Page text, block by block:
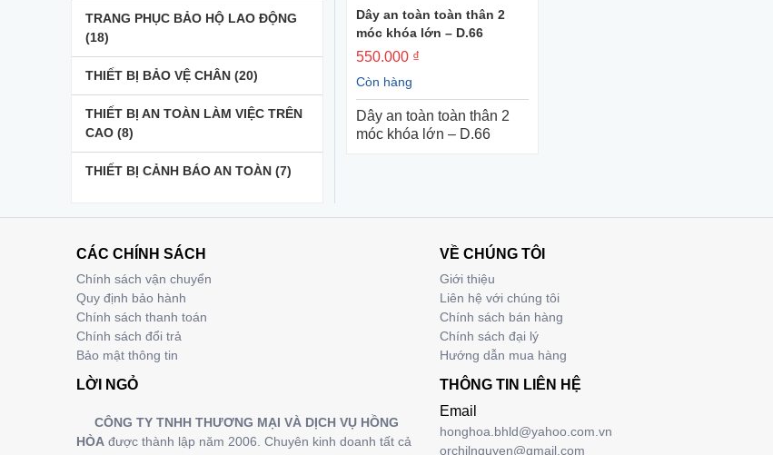
TRANG PHỤC BẢO HỘ LAO ĐỘNG
(18)
THIẾT BỊ BẢO VỆ CHÂN (20)
THIẾT BỊ AN TOÀN LÀM VIỆC TRÊN
CAO (8)
THIẾT BỊ CẢNH BÁO AN TOÀN (7)
+ Mua Ngay
Dây an toàn toàn thân 2
móc khóa lớn – D.66
550.000 ₫
Còn hàng
Dây an toàn toàn thân 2
móc khóa lớn – D.66
CÁC CHÍNH SÁCH
Chính sách vận chuyển
Quy định bảo hành
Chính sách thanh toán
Chính sách đổi trả
Bảo mật thông tin
VỀ CHÚNG TÔI
Giới thiệu
Liên hệ với chúng tôi
Chính sách bán hàng
Chính sách đại lý
Hướng dẫn mua hàng
LỜI NGỎ
CÔNG TY TNHH THƯƠNG MẠI VÀ DỊCH VỤ HỒNG
HÒA được thành lập năm 2006. Chuyên kinh doanh tất cả
THÔNG TIN LIÊN HỆ
Email
honghoa.bhld@yahoo.com.vn
orchilnguyen@gmail.com